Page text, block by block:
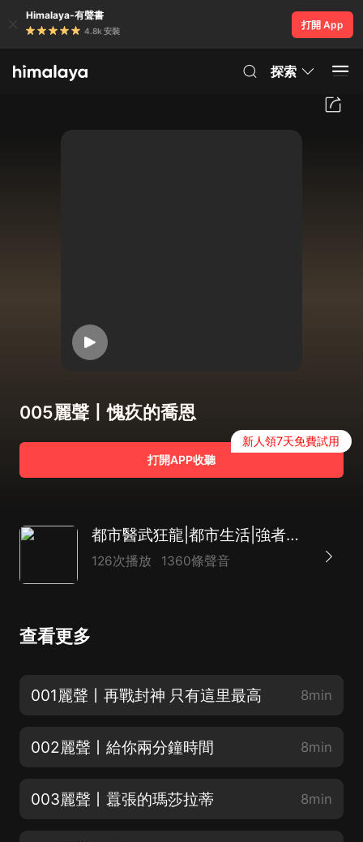
Himalaya-有聲書
4.8k 安裝
打開 App
探索
005麗聲丨愧疚的喬恩
打開APP收聽
新人領7天免費試用
都市醫武狂龍|都市生活|強者回歸
126次播放 1360條聲音
查看更多
001麗聲丨再戰封神 只有這里最高 8min
002麗聲丨給你兩分鐘時間 8min
003麗聲丨囂張的瑪莎拉蒂 8min